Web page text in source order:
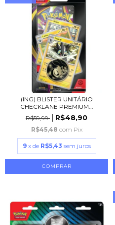
(ING) BLISTER UNITÁRIO
CHECKLANE PREMIUM...
R$59,99
R$48,90
R$45,48 com Pix
9 x de R$5,43 sem juros